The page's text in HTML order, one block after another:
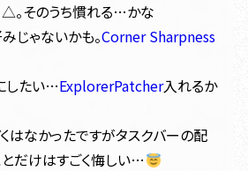
△。そのうち慣れる…かな
じゃないかも。Corner Sharpness
したい…ExplorerPatcher入れるか
はなかったですがタスクバーの配
だけはすごく悔しい…